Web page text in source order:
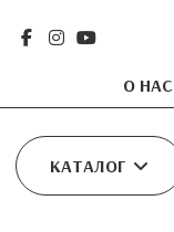
О НАС
КАТАЛОГ